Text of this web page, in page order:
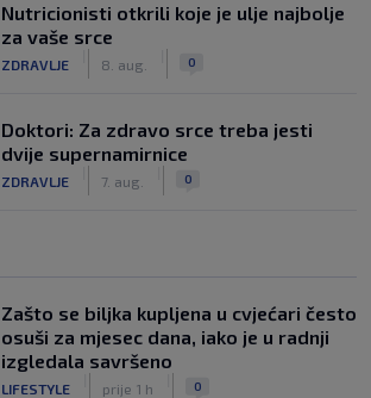
Nutricionisti otkrili koje je ulje najbolje
za vaše srce
ZDRAVLJE 8. aug. 0
Doktori: Za zdravo srce treba jesti
dvije supernamirnice
ZDRAVLJE 7. aug. 0
Zašto se biljka kupljena u cvjećari često
osuši za mjesec dana, iako je u radnji
izgledala savršeno
LIFESTYLE prije 1 h 0